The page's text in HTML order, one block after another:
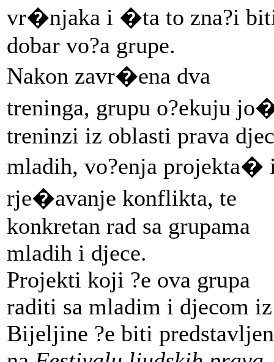
vr�njaka i �ta to zna?i
dobar vo?a grupe.
Nakon zavr�ena dva
treninga, grupu o?ekuju
treninzi iz oblasti prava
mladih, vo?enja projekta�
rje�avanje konflikta, te
konkretan rad sa grupama
mladih i djece.
Projekti koji ?e ova grupa
raditi sa mladim i djecom iz
Bijeljine ?e biti